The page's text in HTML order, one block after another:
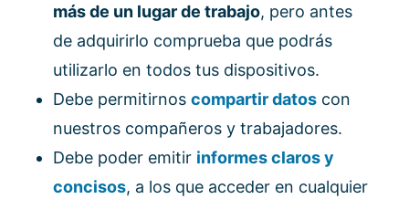
más de un lugar de trabajo, pero antes
de adquirirlo comprueba que podrás
utilizarlo en todos tus dispositivos.
Debe permitirnos compartir datos con
nuestros compañeros y trabajadores.
Debe poder emitir informes claros y
concisos, a los que acceder en cualquier